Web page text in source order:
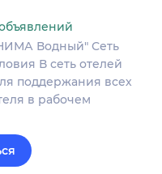
Водный" Сеть
В сеть отелей
поддержания всех
в рабочем